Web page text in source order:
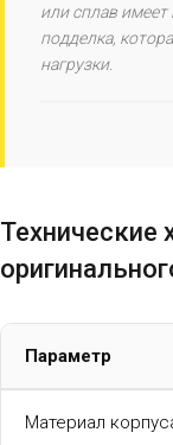
или сплав
подделка,
нагрузки.
Технические
Параметр
Материал